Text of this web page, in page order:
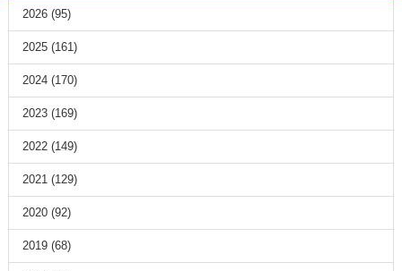
2026(95)
2025(161)
2024(170)
2023(169)
2022(149)
2021(129)
2020(92)
2019(68)